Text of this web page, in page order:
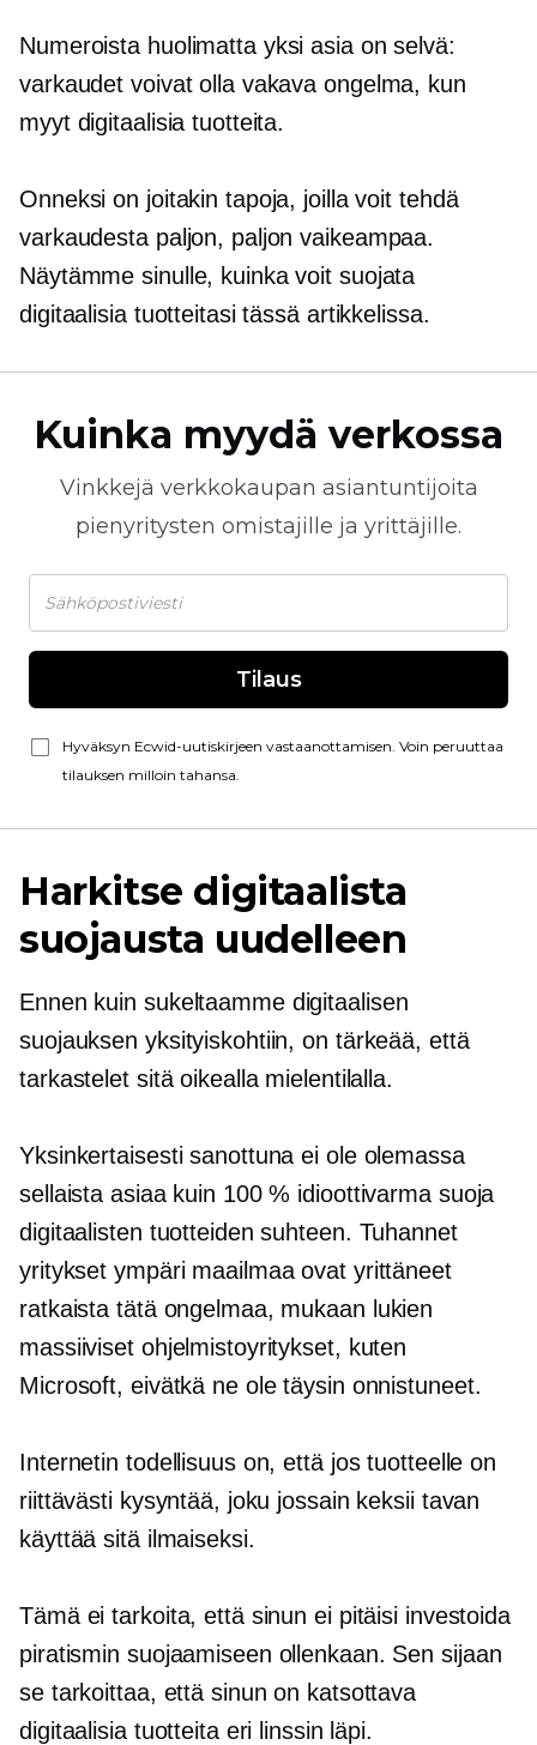
Numeroista huolimatta yksi asia on selvä:
varkaudet voivat olla vakava ongelma, kun
myyt digitaalisia tuotteita.
Onneksi on joitakin tapoja, joilla voit tehdä
varkaudesta paljon, paljon vaikeampaa.
Näytämme sinulle, kuinka voit suojata
digitaalisia tuotteitasi tässä artikkelissa.
Kuinka myydä verkossa
Vinkkejä verkkokaupan asiantuntijoita
pienyritysten omistajille ja yrittäjille.
Tilaus
Hyväksyn Ecwid-uutiskirjeen vastaanottamisen. Voin peruuttaa
tilauksen milloin tahansa.
Harkitse digitaalista
suojausta uudelleen
Ennen kuin sukeltaamme digitaalisen
suojauksen yksityiskohtiin, on tärkeää, että
tarkastelet sitä oikealla mielentilalla.
Yksinkertaisesti sanottuna ei ole olemassa
sellaista asiaa kuin 100 % idioottivarma suoja
digitaalisten tuotteiden suhteen. Tuhannet
yritykset ympäri maailmaa ovat yrittäneet
ratkaista tätä ongelmaa, mukaan lukien
massiiviset ohjelmistoyritykset, kuten
Microsoft, eivätkä ne ole täysin onnistuneet.
Internetin todellisuus on, että jos tuotteelle on
riittävästi kysyntää, joku jossain keksii tavan
käyttää sitä ilmaiseksi.
Tämä ei tarkoita, että sinun ei pitäisi investoida
piratismin suojaamiseen ollenkaan. Sen sijaan
se tarkoittaa, että sinun on katsottava
digitaalisia tuotteita eri linssin läpi.